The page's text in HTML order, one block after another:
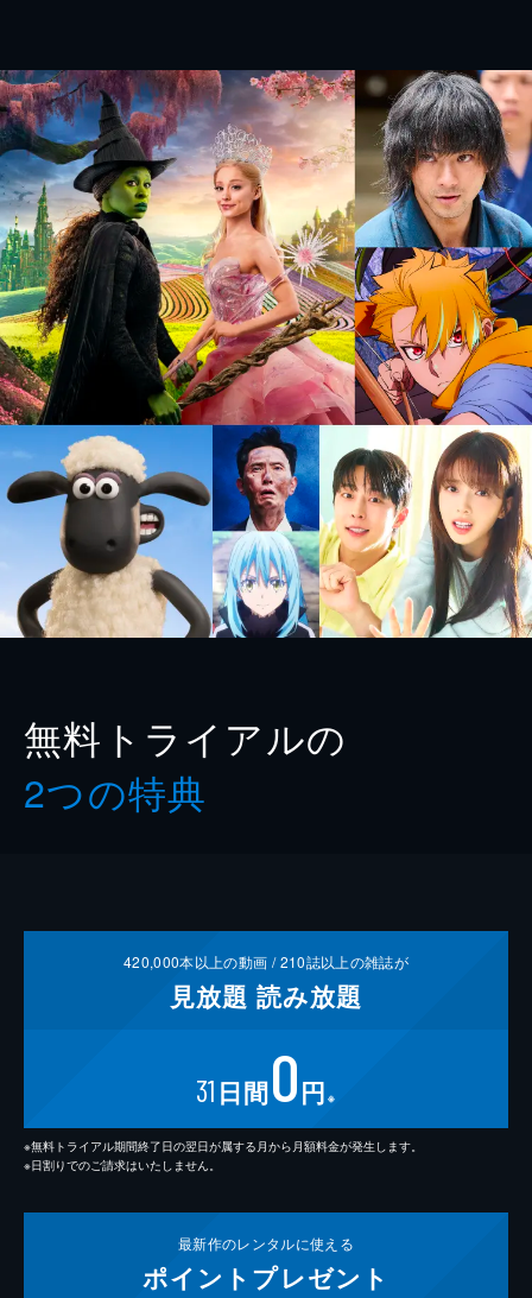
無料トライアルの
2つの特典
420,000本以上の動画 /210誌以上の雑誌が
見放題 読み放題
31 日間0円 ※
※無料トライアル期間終了日の翌日が属する月から月額料金が発生します。
※日割りでのご請求はいたしません。
最新作のレンタルに使える
ポイント プレゼント